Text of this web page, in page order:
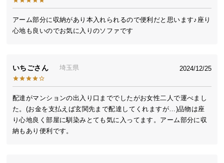
送
料
に
て
大
型
商
品
の
アーム部分に収納があり本入れられるので便利だと思います♪座り
心地も良いのでお気に入りのソファです
いちご 埼玉県 2024/12/25
配達がマンションの出入り口まででしたがお女性二人で運べまし
た。(お金を支払えば玄関先まで配達してくれますが…)品物は座
り心地良く部屋に馴染みとても気に入ってます。アーム部分に収
納もあり便利です。